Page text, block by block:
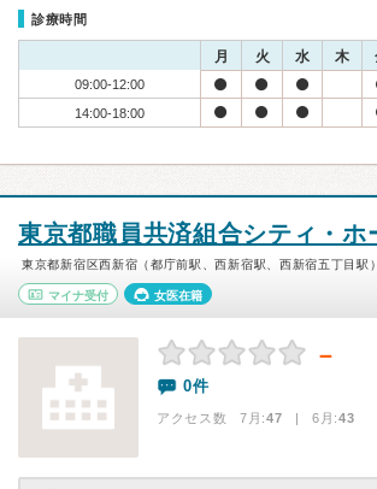
診療時間
月 火 水 木
09:00-12:00
14:00-18:00
東京都職員共済組合シティ・ホ
東京都新宿区西新宿（都庁前駅、西新宿駅、西新宿五丁目駅）
マイナ受付 女医在籍
－
0件
アクセス数 7月:47 | 6月:43